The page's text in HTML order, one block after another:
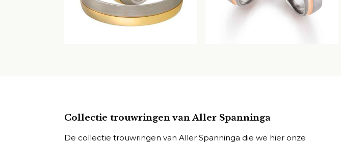
Collectie trouwringen van Aller Spanninga
De collectie trouwringen van Aller Spanninga die we hier onze